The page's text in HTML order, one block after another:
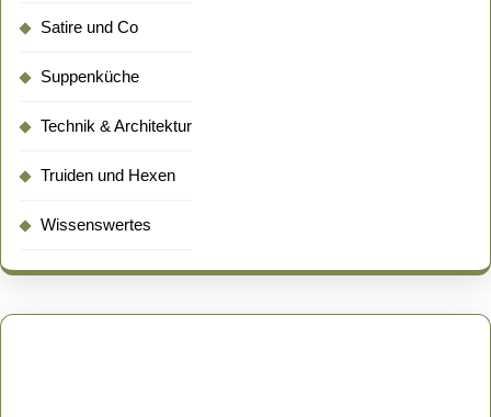
Satire und Co
Suppenküche
Technik & Architektur
Truiden und Hexen
Wissenswertes